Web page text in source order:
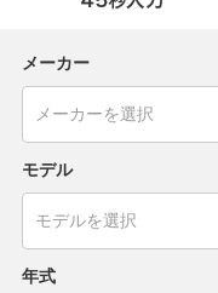
メーカー
モデル
年式